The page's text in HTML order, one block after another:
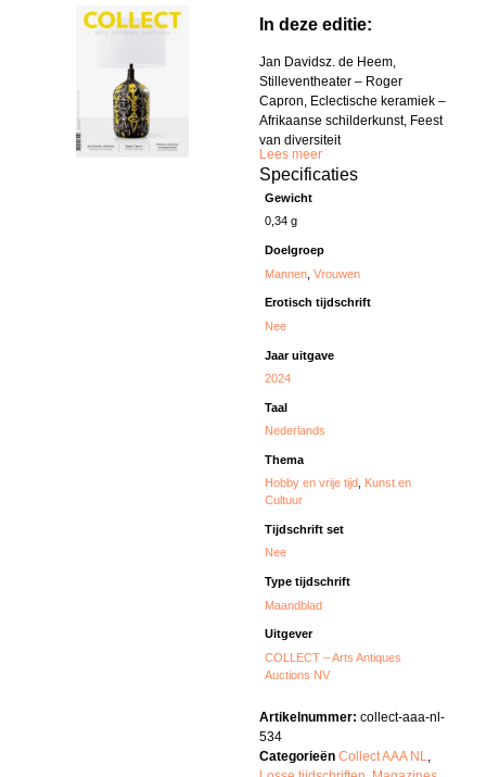
In deze editie:
Jan Davidsz. de Heem,
Stilleventheater – Roger
Capron, Eclectische keramiek –
Afrikaanse schilderkunst, Feest
van diversiteit
Lees meer
Specificaties
Gewicht
0,34 g
Doelgroep
Mannen ,Vrouwen
Erotisch tijdschrift
Nee
Jaar uitgave
2024
Taal
Nederlands
Thema
Hobby en vrije tijd
Kunst en
Cultuur
Tijdschrift set
Nee
Type tijdschrift
Maandblad
Uitgever
COLLECT – Arts Antiques
Auctions NV
Artikelnummer: collect-aaa-nl-
534
Categorieën Collect AAA NL,